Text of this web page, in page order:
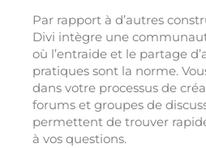
Par rapport à d’autres
Divi intègre une
où l’entraide et le partage
pratiques sont la norme.
dans votre processus de
forums et groupes de
permettent de trouver
à vos questions.